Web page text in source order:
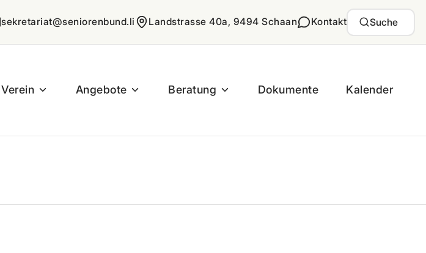
sekretariat@seniorenbund.li Landstrasse 40a, 9494 Schaan Kontakt Suche
Verein Angebote Beratung Dokumente Kalender